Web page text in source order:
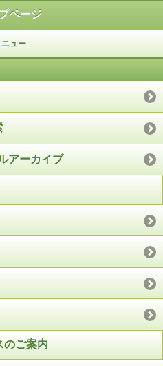
ページ
ニュー
アーカイブ
のご案内